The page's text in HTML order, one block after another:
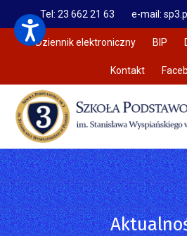
Tel: 23 662 21 63 e-mail:
Dziennik elektroniczny BIP
Kontakt